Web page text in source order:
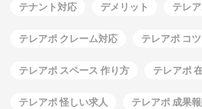
テナント対応 デメリット テレ
テレアポ クレーム対応 テレアポ コツ
テレアポ スペース 作り方 テレアポ
テレアポ 怪しい求人 テレアポ 成果